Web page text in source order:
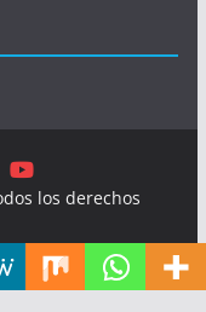
los derechos
con WordPress.